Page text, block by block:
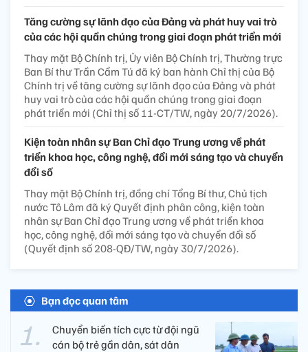
Tăng cường sự lãnh đạo của Đảng và phát huy vai trò
của các hội quần chúng trong giai đoạn phát triển mới
Thay mặt Bộ Chính trị, Ủy viên Bộ Chính trị, Thường trực
Ban Bí thư Trần Cẩm Tú đã ký ban hành Chỉ thị của Bộ
Chính trị về tăng cường sự lãnh đạo của Đảng và phát
huy vai trò của các hội quần chúng trong giai đoạn
phát triển mới (Chỉ thị số 11-CT/TW, ngày 20/7/2026).
Kiện toàn nhân sự Ban Chỉ đạo Trung ương về phát
triển khoa học, công nghệ, đổi mới sáng tạo và chuyển
đổi số
Thay mặt Bộ Chính trị, đồng chí Tổng Bí thư, Chủ tịch
nước Tô Lâm đã ký Quyết định phân công, kiện toàn
nhân sự Ban Chỉ đạo Trung ương về phát triển khoa
học, công nghệ, đổi mới sáng tạo và chuyển đổi số
(Quyết định số 208-QĐ/TW, ngày 30/7/2026).
Bạn đọc quan tâm
Chuyển biến tích cực từ đội ngũ
cán bộ trẻ gần dân, sát dân